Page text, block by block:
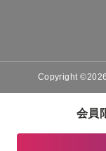
会員
Copyright